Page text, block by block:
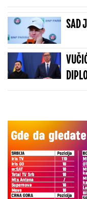
zbog
SAD